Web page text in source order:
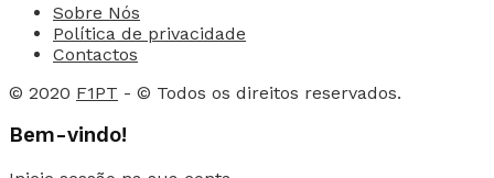
Sobre Nós
Política de privacidade
Contactos
© 2020 F1PT - © Todos os direitos reservados.
Bem-vindo!